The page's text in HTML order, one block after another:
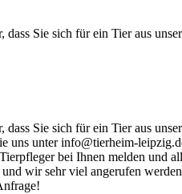
Sie sich für ein Tier aus
dass Sie sich für ein Tier aus
uns unter info@tierheim-
bei Ihnen melden und
wir sehr viel angerufen